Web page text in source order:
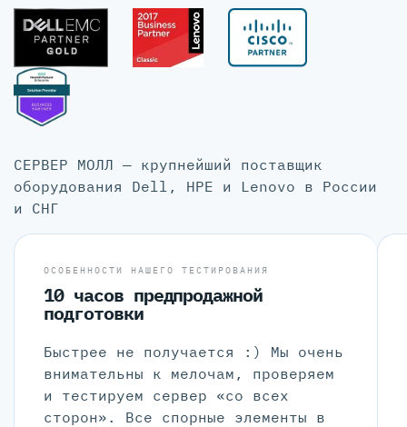
СЕРВЕР МОЛЛ — крупнейший поставщик
оборудования Dell, HPE и Lenovo в России
и СНГ
ОСОБЕННОСТИ НАШЕГО ТЕСТИРОВАНИЯ
10 часов предпродажной
подготовки
Быстрее не получается :) Мы очень
внимательны к мелочам, проверяем
и тестируем сервер «со всех
сторон». Все спорные элементы в